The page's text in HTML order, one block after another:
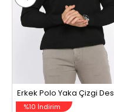
%10 İndirim